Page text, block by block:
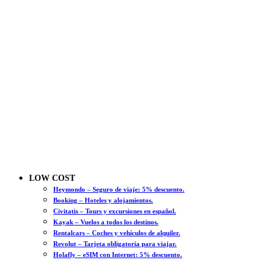
LOW COST
Heymondo – Seguro de viaje: 5% descuento.
Booking – Hoteles y alojamientos.
Civitatis – Tours y excursiones en español.
Kayak – Vuelos a todos los destinos.
Rentalcars – Coches y vehículos de alquiler.
Revolut – Tarjeta obligatoria para viajar.
Holafly – eSIM con Internet: 5% descuento.